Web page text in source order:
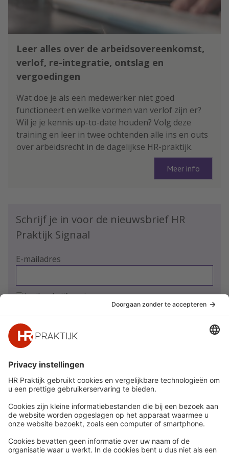
Leer alles over de arbeidsovereenkomst,
verlof, re-integratie, ontslag en
vergoedingen
Wat doe je als een medewerker niet goed
functioneert en welke vormen van verlof zijn er?
Wil je je kennis up-to-date houden? Volg deze
training en leer in twee ochtenden alle ins en outs
over arbeidsrecht in de dagelijkse HR-praktijk.
Meer info
Schrijf je in voor de nieuwsbrief HR
Praktijk Signaal
E-mailadres
Ja, ik schrijf me in
Snel naar
Nieuws
Whitepapers
Webinars
Word lid
Meer
HR Academy
HR Podcast
CHRO
HR Day